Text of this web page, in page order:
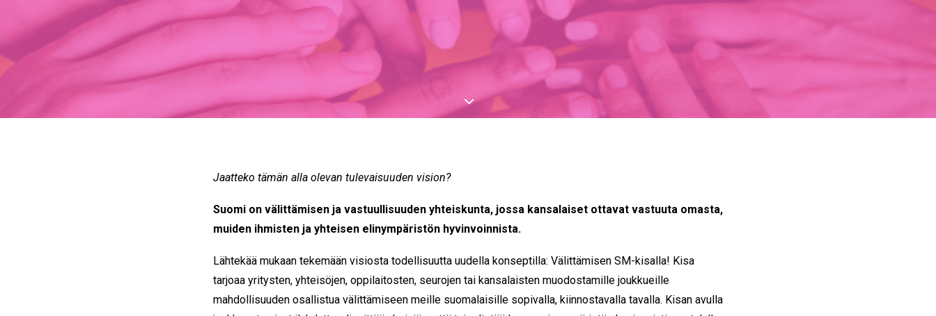
Jaatteko tämän alla olevan tulevaisuuden vision?
Suomi on välittämisen ja vastuullisuuden yhteiskunta, jossa kansalaiset ottavat vastuuta omasta,
muiden ihmisten ja yhteisen elinympäristön hyvinvoinnista.
Lähtekää mukaan tekemään visiosta todellisuutta uudella konseptilla: Välittämisen SM-kisalla! Kisa
tarjoaa yritysten, yhteisöjen, oppilaitosten, seurojen tai kansalaisten muodostamille joukkueille
mahdollisuuden osallistua välittämiseen meille suomalaisille sopivalla, kiinnostavalla tavalla. Kisan avulla